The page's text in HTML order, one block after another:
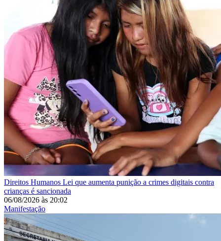
Direitos Humanos Lei que aumenta punição a crimes digitais contra
crianças é sancionada
06/08/2026 às 20:02
Manifestação